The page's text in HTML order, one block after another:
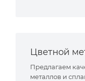
Цветной
Предлагаем
металлов и